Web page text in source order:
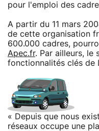
pour l'emploi des
A partir du 11 mars
de cette organisation
600.000 cadres,
Apec.fr. Par ailleurs, le
fonctionnalités clés de
« Depuis que nous
réseaux occupe une